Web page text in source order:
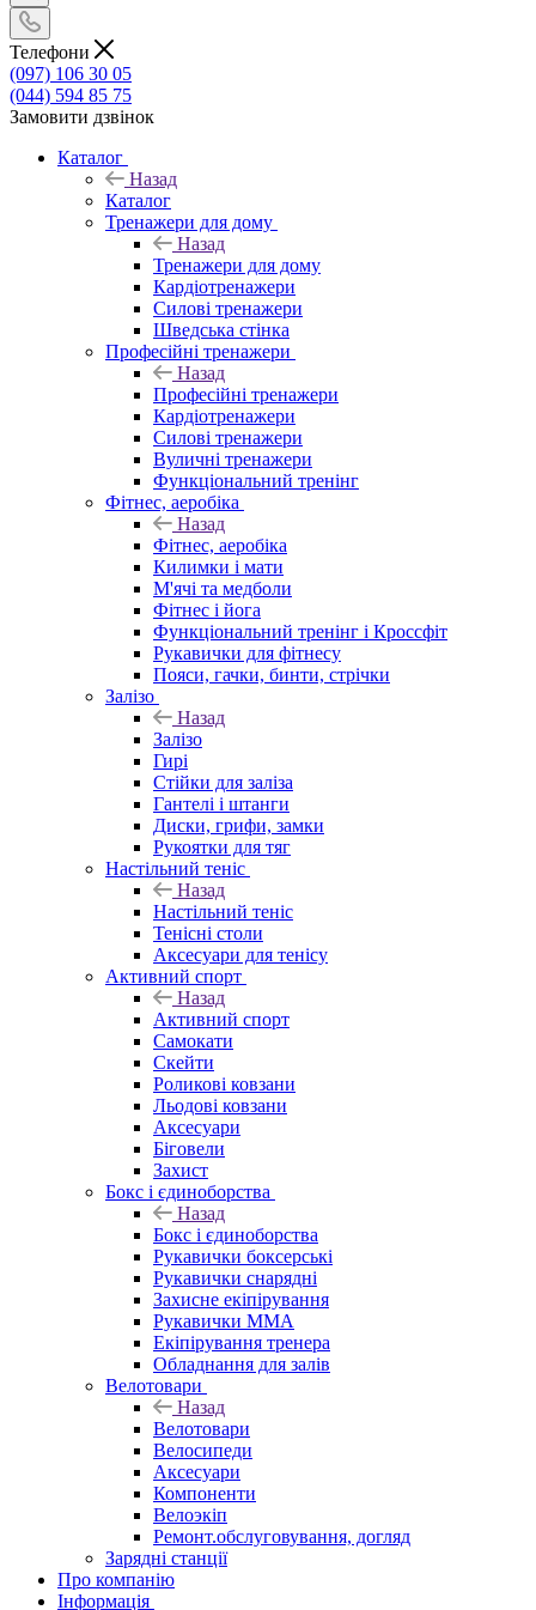
Телефони
(097) 106 30 05
(044) 594 85 75
Замовити дзвінок
Каталог
Назад
Каталог
Тренажери для дому
Назад
Тренажери для дому
Кардіотренажери
Силові тренажери
Шведська стінка
Професійні тренажери
Назад
Професійні тренажери
Кардіотренажери
Силові тренажери
Вуличні тренажери
Функціональний тренінг
Фітнес, аеробіка
Назад
Фітнес, аеробіка
Килимки і мати
М'ячі та медболи
Фітнес і йога
Функціональний тренінг і Кроссфіт
Рукавички для фітнесу
Пояси, гачки, бинти, стрічки
Залізо
Назад
Залізо
Гирі
Стійки для заліза
Гантелі і штанги
Диски, грифи, замки
Рукоятки для тяг
Настільний теніс
Назад
Настільний теніс
Тенісні столи
Аксесуари для тенісу
Активний спорт
Назад
Активний спорт
Самокати
Скейти
Роликові ковзани
Льодові ковзани
Аксесуари
Біговели
Захист
Бокс і єдиноборства
Назад
Бокс і єдиноборства
Рукавички боксерські
Рукавички снарядні
Захисне екіпірування
Рукавички ММА
Екіпірування тренера
Обладнання для залів
Велотовари
Назад
Велотовари
Велосипеди
Аксесуари
Компоненти
Велоэкіп
Ремонт.обслуговування, догляд
Зарядні станції
Про компанію
Інформація